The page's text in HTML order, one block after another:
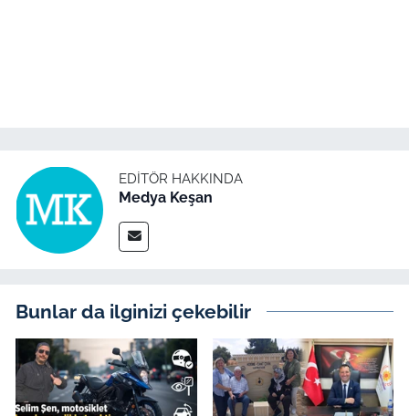
EDITÖR HAKKINDA
Medya Keşan
Bunlar da ilginizi çekebilir
Finans
Genel-A